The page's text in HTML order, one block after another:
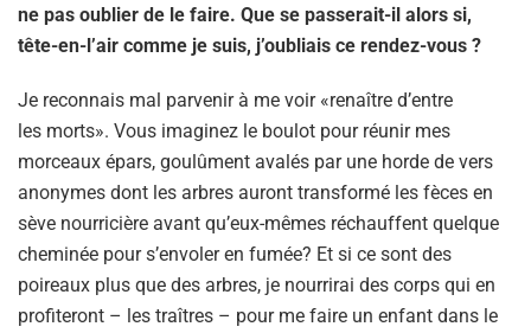
ne pas oublier de le faire. Que se passerait-il alors si,
tête-en-l’air comme je suis, j’oubliais ce rendez-vous ?
Je reconnais mal parvenir à me voir «renaître d’entre
les morts». Vous imaginez le boulot pour réunir mes
morceaux épars, goulûment avalés par une horde de vers
anonymes dont les arbres auront transformé les fèces en
sève nourricière avant qu’eux-mêmes réchauffent quelque
cheminée pour s’envoler en fumée? Et si ce sont des
poireaux plus que des arbres, je nourrirai des corps qui en
profiteront – les traîtres – pour me faire un enfant dans le